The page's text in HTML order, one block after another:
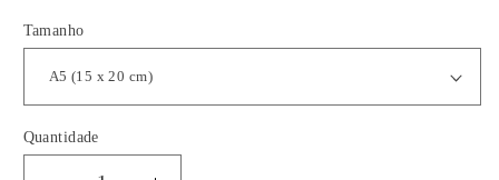
Tamanho
Quantidade
Quantidade